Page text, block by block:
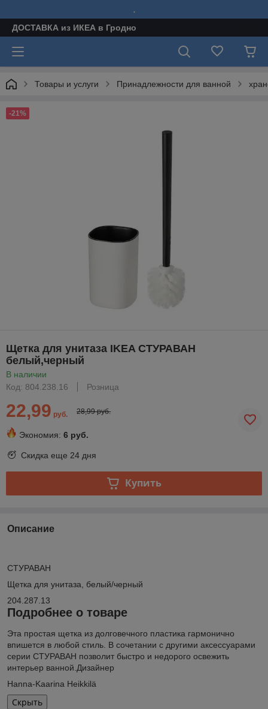
.
ДОСТАВКА из ИКЕА в Гродно
Товары и услуги Принадлежности для ванной
-21%
Щетка для унитаза IKEA СТУРАВАН
белый,черный
В наличии
Код: 804.238.16
Розница
22,99 руб. 28,99 руб.
Экономия: 6 руб.
Скидка еще 24 дня
Купить
Описание
СТУРАВАН
Щетка для унитаза, белый/черный
204.287.13
Подробнее о товаре
Эта простая щетка из долговечного пластика гармонично
впишется в любой стиль. В сочетании с другими аксессуарами
серии СТУРАВАН позволит быстро и недорого освежить
интерьер ванной.Дизайнер
Hanna-Kaarina Heikkilä
Скрыть